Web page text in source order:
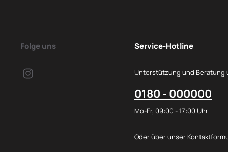
Folge uns Service-Hotline
Unterstützung und Beratung
0180 - 000000
Mo-Fr, 09:00 - 17:00 Uhr
Oder über unser